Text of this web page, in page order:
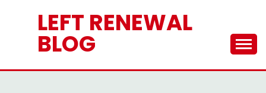
LEFT RENEWAL
BLOG